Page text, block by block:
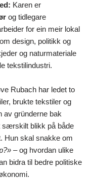
Karen er
og tidlegare
for ein meir lokal
design, politikk og
og naturmateriale
tekstilindustri.
Rubach har ledet to
brukte tekstiler og
av gründerne bak
særskilt blikk på både
Hun skal snakke om
– og hvordan ulike
bidra til bedre politiske